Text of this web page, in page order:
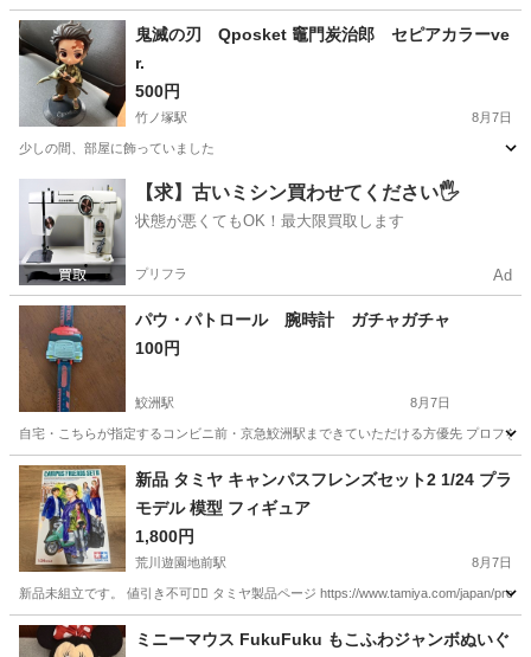
東京 世田谷区 千歳烏山駅 おもちゃ
鬼滅の刃 Qposket 竈門炭治郎 セピアカラーve
r.
500円
竹ノ塚駅 8月7日
少しの間、部屋に飾っていました
東京 足立区 竹ノ塚駅 フィギュア 竈門炭治郎
【求】古いミシン買わせてください🖐️
状態が悪くてもOK！最大限買取します
プリフラ Ad
パウ・パトロール 腕時計 ガチャガチャ
100円
鮫洲駅 8月7日
自宅・こちらが指定するコンビニ前・京急鮫洲駅まできていただける方優先 プロフ
東京 品川区 鮫洲駅 おもちゃ ガチャガチャ
新品 タミヤ キャンパスフレンズセット2 1/24 プラ
モデル 模型 フィギュア
1,800円
荒川遊園地前駅 8月7日
新品未組立です。 値引き不可🙇‍♂️ タミヤ製品ページ https://www.tamiya.com/japan/
東京 北区 荒川遊園地前駅 模型、プラモデル タミヤ
ミニーマウス FukuFuku もこふわジャンボぬいぐ